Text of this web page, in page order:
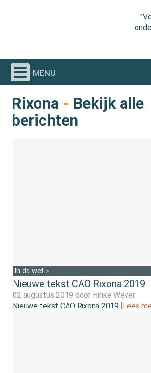
menu
Rixona - Bekijk alle
berichten
In de wet
Nieuwe tekst CAO Rixona 2019
02 augustus 2019 door Hinke Wever
Nieuwe tekst CAO Rixona 2019
[Lees